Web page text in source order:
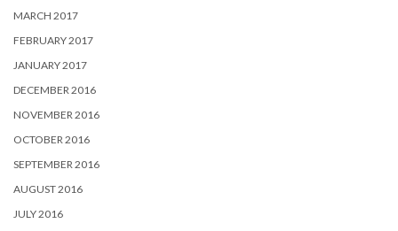
MARCH 2017
FEBRUARY 2017
JANUARY 2017
DECEMBER 2016
NOVEMBER 2016
OCTOBER 2016
SEPTEMBER 2016
AUGUST 2016
JULY 2016